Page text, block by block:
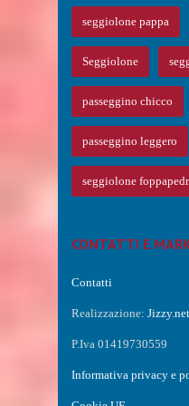
seggiolone pappa
Seggiolone
passeggino chicco
passeggino leggero
seggiolone
CONTATTI E
Contatti
Realizzazione: Jizzy.net
P.Iva 01419730559
Informativa privacy e